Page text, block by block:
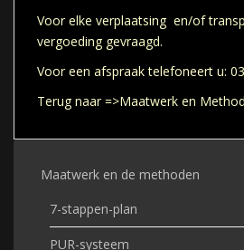
Voor elke verplaatsing en/of
vergoeding gevraagd.
Voor een afspraak telefoneert u:
Terug naar=>Maatwerk en
Maatwerk en de methoden
7-stappen-plan
PUR-systeem